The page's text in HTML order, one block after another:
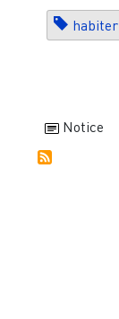
habiter
Notice